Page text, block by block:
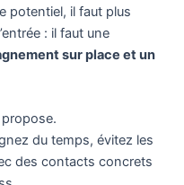
potentiel, il faut plus
: il faut une
sur place et un
propose.
du temps, évitez les
des contacts concrets